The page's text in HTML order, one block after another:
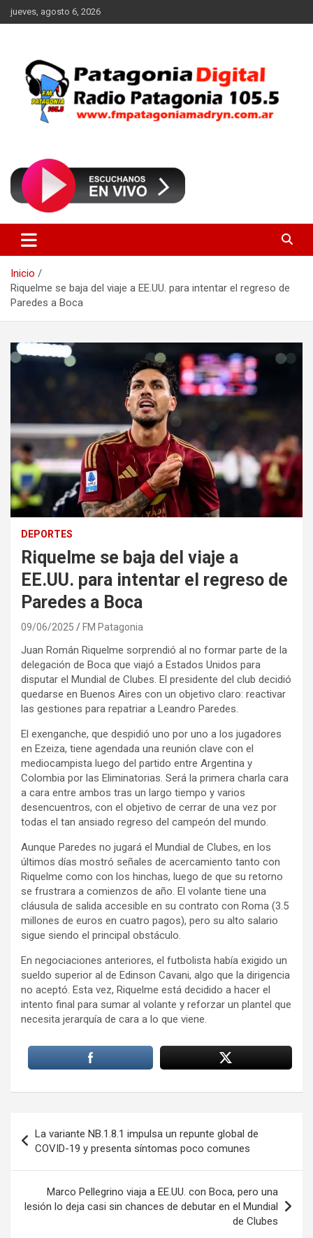
Saltar
al
jueves, agosto 6, 2026
FM Patagonia Madryn
Inicio
Riquelme se baja del viaje a EE.UU. para intentar el regreso de
Paredes a Boca
DEPORTES
Riquelme se baja del viaje a
EE.UU. para intentar el regreso de
Paredes a Boca
09/06/2025 FM Patagonia
Juan Román Riquelme sorprendió al no formar parte de la
delegación de Boca que viajó a Estados Unidos para
disputar el Mundial de Clubes. El presidente del club decidió
quedarse en Buenos Aires con un objetivo claro: reactivar
las gestiones para repatriar a Leandro Paredes.
El exenganche, que despidió uno por uno a los jugadores
en Ezeiza, tiene agendada una reunión clave con el
mediocampista luego del partido entre Argentina y
Colombia por las Eliminatorias. Será la primera charla cara
a cara entre ambos tras un largo tiempo y varios
desencuentros, con el objetivo de cerrar de una vez por
todas el tan ansiado regreso del campeón del mundo.
Aunque Paredes no jugará el Mundial de Clubes, en los
últimos días mostró señales de acercamiento tanto con
Riquelme como con los hinchas, luego de que su retorno
se frustrara a comienzos de año. El volante tiene una
cláusula de salida accesible en su contrato con Roma (3.5
millones de euros en cuatro pagos), pero su alto salario
sigue siendo el principal obstáculo.
En negociaciones anteriores, el futbolista había exigido un
sueldo superior al de Edinson Cavani, algo que la dirigencia
no aceptó. Esta vez, Riquelme está decidido a hacer el
intento final para sumar al volante y reforzar un plantel que
necesita jerarquía de cara a lo que viene.
de
entradas
La variante NB.1.8.1 impulsa un repunte global de
COVID-19 y presenta síntomas poco comunes
Marco Pellegrino viaja a EE.UU. con Boca, pero una
lesión lo deja casi sin chances de debutar en el Mundial
de Clubes